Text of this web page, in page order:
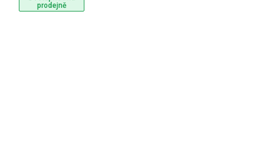
prodejně